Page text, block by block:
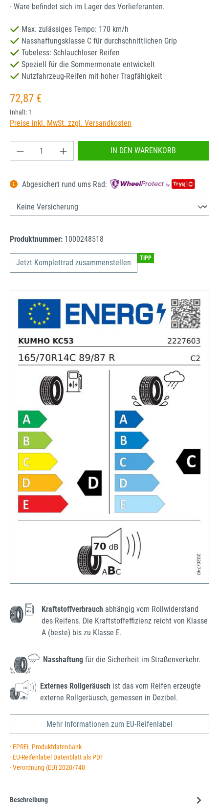
· Ware befindet sich im Lager des Vorlieferanten.
Max. zulässiges Tempo: 170 km/h
Nasshaftungsklasse C für durchschnittlichen Grip
Tubeless: Schlauchloser Reifen
Speziell für die Sommermonate entwickelt
Nutzfahrzeug-Reifen mit hoher Tragfähigkeit
Regulärer Preis:
72,87 €
Inhalt: 1
Preise inkl. MwSt. zzgl. Versandkosten
Produkt Anzahl: Gib den gewünschten Wert
IN DEN WARENKORB
Abgesichert rund ums Rad:
Produktnummer: 1000248518
Jetzt Komplettrad zusammenstellen TIPP
Kraftstoffverbrauch abhängig vom Rollwiderstand
des Reifens. Die Kraftstoffeffizienz reicht von Klasse
A (beste) bis zu Klasse E.
Nasshaftung für die Sicherheit im Straßenverkehr.
Externes Rollgeräusch ist das vom Reifen erzeugte
externe Rollgeräusch, gemessen in Dezibel.
Mehr Informationen zum EU-Reifenlabel
· EPREL Produktdatenbank
· EU-Reifenlabel Datenblatt als PDF
· Verordnung (EU) 2020/740
Beschreibung